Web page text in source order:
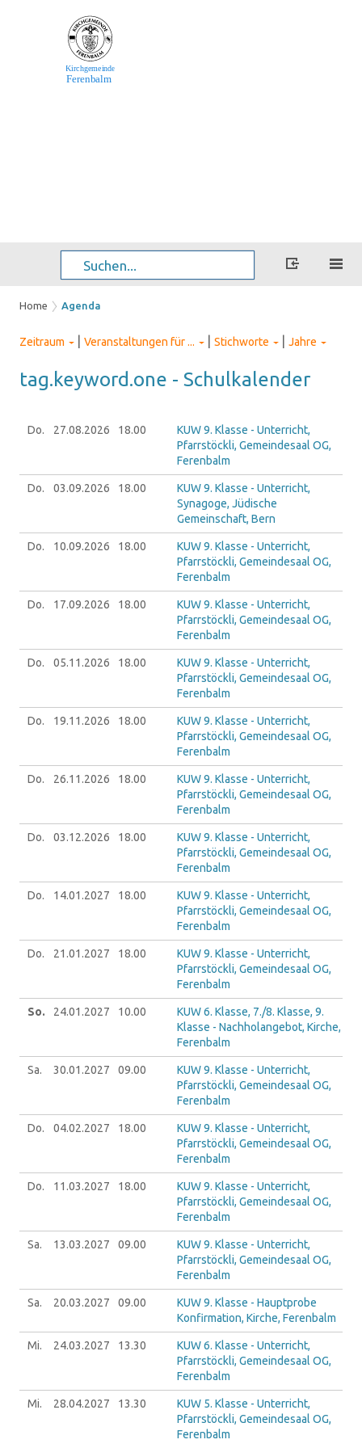
Home Agenda
Zeitraum Veranstaltungen für ... Stichworte Jahre
tag.key­word.one - Schul­ka­len­der
Do. 27.08.2026 18.00
KUW 9. Klasse - Unterricht,
Pfarrstöckli, Gemeindesaal OG,
Ferenbalm
Do. 03.09.2026 18.00
KUW 9. Klasse - Unterricht,
Synagoge, Jüdische
Gemeinschaft, Bern
Do. 10.09.2026 18.00
KUW 9. Klasse - Unterricht,
Pfarrstöckli, Gemeindesaal OG,
Ferenbalm
Do. 17.09.2026 18.00
KUW 9. Klasse - Unterricht,
Pfarrstöckli, Gemeindesaal OG,
Ferenbalm
Do. 05.11.2026 18.00
KUW 9. Klasse - Unterricht,
Pfarrstöckli, Gemeindesaal OG,
Ferenbalm
Do. 19.11.2026 18.00
KUW 9. Klasse - Unterricht,
Pfarrstöckli, Gemeindesaal OG,
Ferenbalm
Do. 26.11.2026 18.00
KUW 9. Klasse - Unterricht,
Pfarrstöckli, Gemeindesaal OG,
Ferenbalm
Do. 03.12.2026 18.00
KUW 9. Klasse - Unterricht,
Pfarrstöckli, Gemeindesaal OG,
Ferenbalm
Do. 14.01.2027 18.00
KUW 9. Klasse - Unterricht,
Pfarrstöckli, Gemeindesaal OG,
Ferenbalm
Do. 21.01.2027 18.00
KUW 9. Klasse - Unterricht,
Pfarrstöckli, Gemeindesaal OG,
Ferenbalm
So. 24.01.2027 10.00
KUW 6. Klasse, 7./8. Klasse, 9.
Klasse - Nachholangebot, Kirche,
Ferenbalm
Sa. 30.01.2027 09.00
KUW 9. Klasse - Unterricht,
Pfarrstöckli, Gemeindesaal OG,
Ferenbalm
Do. 04.02.2027 18.00
KUW 9. Klasse - Unterricht,
Pfarrstöckli, Gemeindesaal OG,
Ferenbalm
Do. 11.03.2027 18.00
KUW 9. Klasse - Unterricht,
Pfarrstöckli, Gemeindesaal OG,
Ferenbalm
Sa. 13.03.2027 09.00
KUW 9. Klasse - Unterricht,
Pfarrstöckli, Gemeindesaal OG,
Ferenbalm
Sa. 20.03.2027 09.00
KUW 9. Klasse - Hauptprobe
Konfirmation, Kirche, Ferenbalm
Mi. 24.03.2027 13.30
KUW 6. Klasse - Unterricht,
Pfarrstöckli, Gemeindesaal OG,
Ferenbalm
Mi. 28.04.2027 13.30
KUW 5. Klasse - Unterricht,
Pfarrstöckli, Gemeindesaal OG,
Ferenbalm